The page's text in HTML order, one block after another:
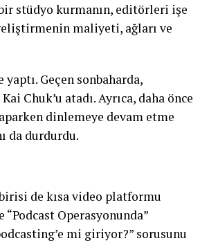
stüdyo kurmanın, editörleri işe
maliyeti, ağları ve
Geçen sonbaharda,
Chuk’u atadı. Ayrıca, daha önce
dinlemeye devam etme
da durdurdu.
de kısa video platformu
Operasyonunda”
mi giriyor?” sorusunu